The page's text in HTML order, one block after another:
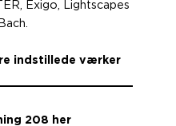
Exigo, Lightscapes
indstillede værker
208 her